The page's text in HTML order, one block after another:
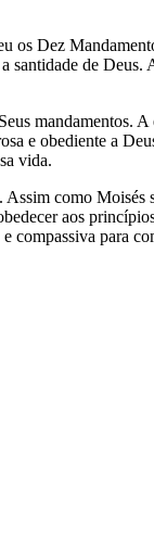
os Dez
santidade de
mandamentos.
e obediente a
vida.
como
aos
compassiva para